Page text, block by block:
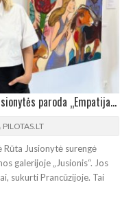
EGZISTENCINIS SUSITIKIMAS: Rūtos Jusionytės paroda „Empatija“ gimtojoje Klaipėdoje
PILOTAS.LT
Jusionytė surengė
galerijoje „Jusionis“. Jos
sukurti Prancūzijoje. Tai